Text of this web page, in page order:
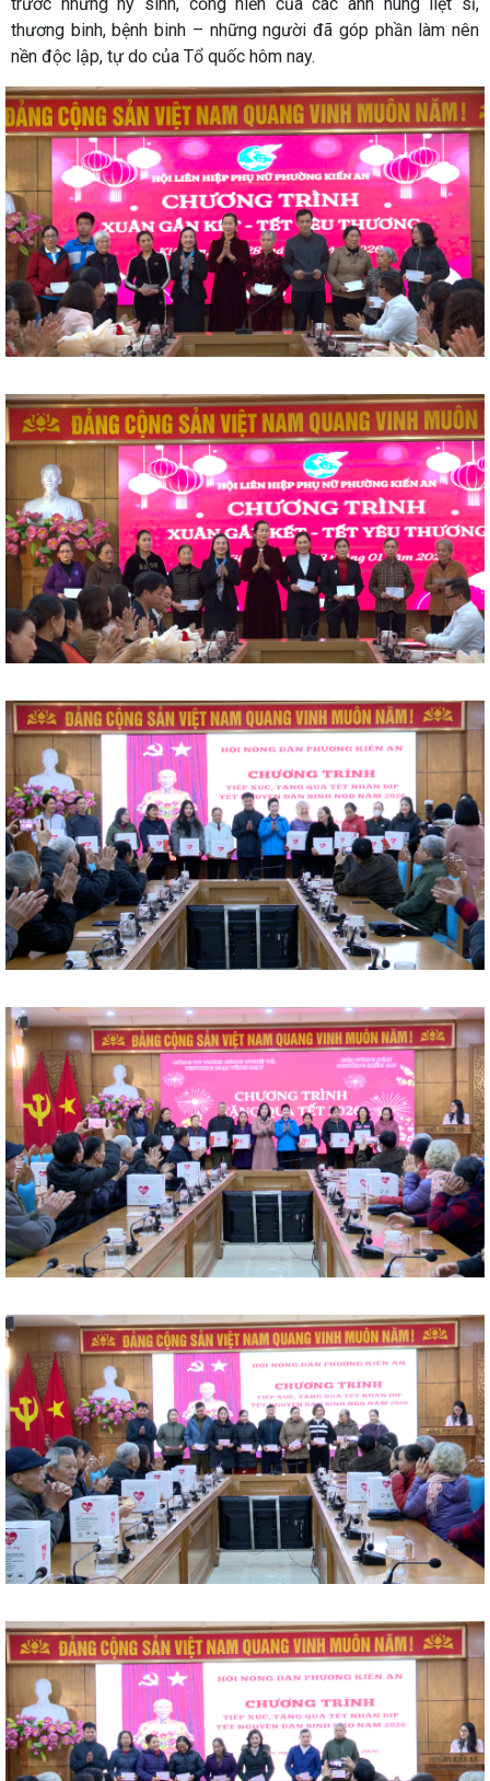
thương binh, bệnh binh – những người đã góp phần làm nên
nền độc lập, tự do của Tổ quốc hôm nay.